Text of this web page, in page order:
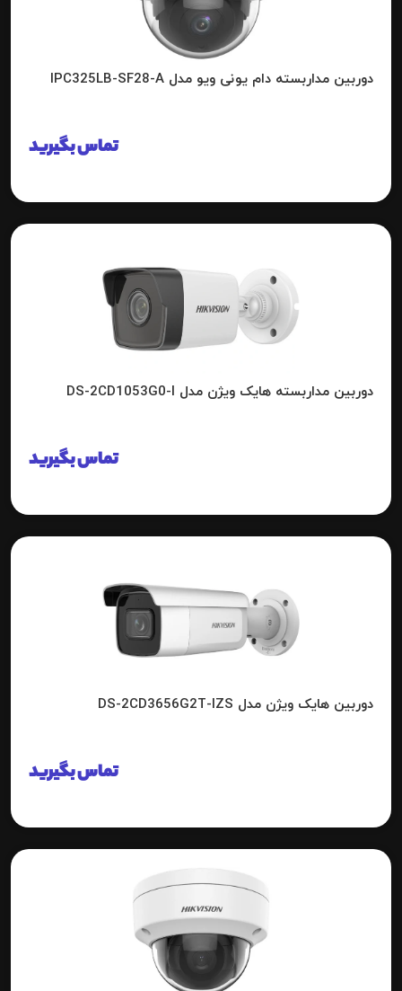
دوربین مداربسته دام یونی ویو مدل IPC325LB-SF28-A
تماس بگیرید
دوربین مداربسته هایک ویژن مدل DS-2CD1053G0-I
تماس بگیرید
دوربین هایک ویژن مدل DS-2CD3656G2T-IZS
تماس بگیرید